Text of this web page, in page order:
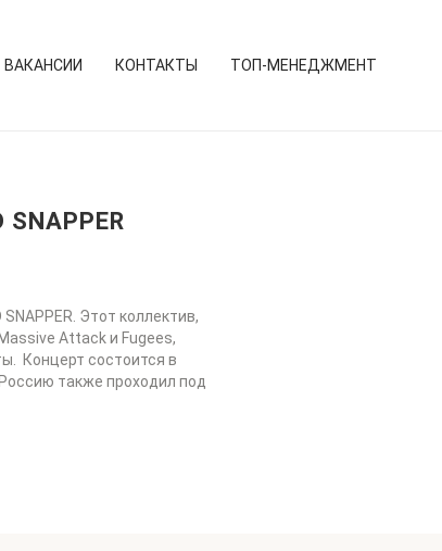
ВАКАНСИИ КОНТАКТЫ ТОП-МЕНЕДЖМЕНТ
Этот коллектив,
Attack и Fugees,
Концерт состоится в
также проходил под